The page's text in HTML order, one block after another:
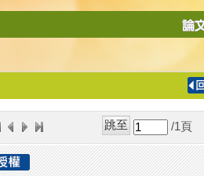
導
/1 頁